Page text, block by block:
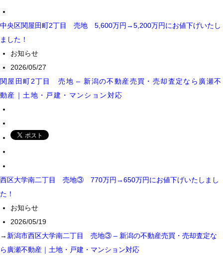
中央区関屋田町2丁目 売地 5,600万円→5,200万円にお値下げいたし
ました！
お知らせ
2026/05/27
関屋田町2丁目 売地 – 新潟の不動産売買・売却査定なら廣瀬不
動産｜土地・戸建・マンション対応
西区大学南二丁目 売地③ 770万円→650万円にお値下げいたしまし
た！
お知らせ
2026/05/19
→ 新潟市西区大学南二丁目 売地③ – 新潟の不動産売買・売却査定な
ら廣瀬不動産｜土地・戸建・マンション対応